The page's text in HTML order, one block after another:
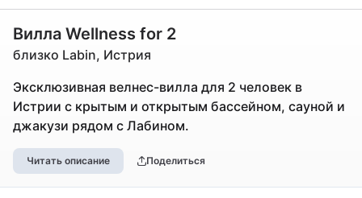
Вилла Wellness for 2
близко Labin, Истрия
Эксклюзивная велнес-вилла для 2 человек в
Истрии с крытым и открытым бассейном, сауной и
джакузи рядом с Лабином.
Читать описание Поделиться